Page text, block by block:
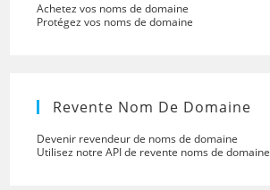
Achetez vos noms de domaine
Protégez vos noms de domaine
Revente Nom De Domaine
Devenir revendeur de noms de domaine
Utilisez notre API de revente noms de domaine